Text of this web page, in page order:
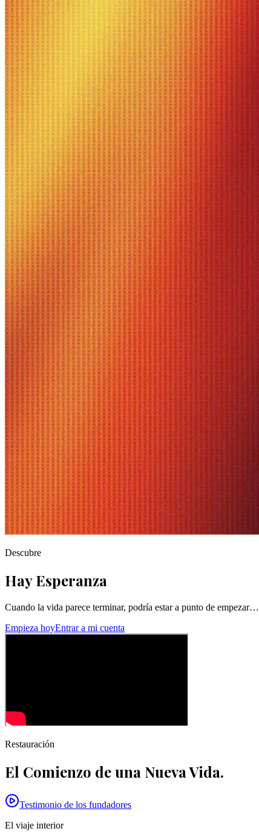
Descubre
Hay Esperanza
Cuando la vida parece terminar, podría estar a punto de empezar…
Empieza hoyEntrar a mi cuenta
Restauración
El Comienzo de una Nueva Vida.
Testimonio de los fundadores
El viaje interior